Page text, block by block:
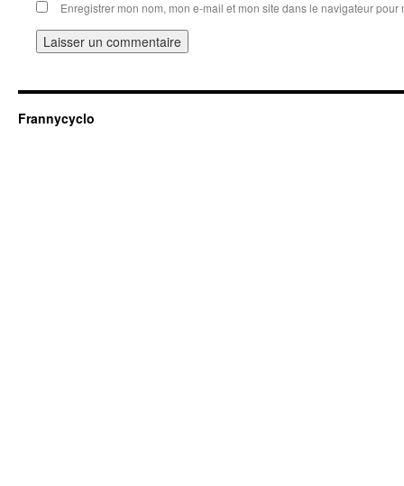
Enregistrer mon nom, mon e-mail et mon site dans le navigateur
Frannycyclo